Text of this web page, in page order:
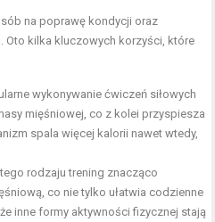
na poprawę kondycji oraz
Oto kilka kluczowych korzyści, które
wykonywanie ćwiczeń siłowych
mięśniowej, co z kolei przyspiesza
spala więcej kalorii nawet wtedy,
tego rodzaju trening znacząco
co nie tylko ułatwia codzienne
inne formy aktywności fizycznej stają